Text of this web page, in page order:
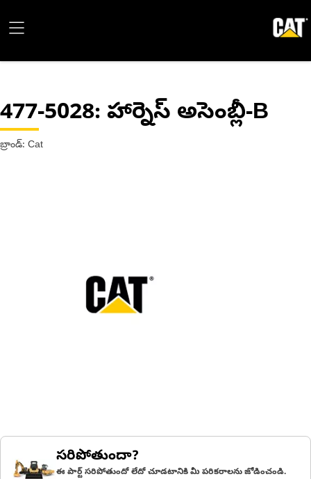
477-5028: హార్నెస్ అసెంబ్లీ-B
బ్రాండ్: Cat
సరిపోతుందా?
ఈ పార్ట్ సరిపోతుందో లేదో చూడటానికి మీ పరికరాలను జోడించండి.